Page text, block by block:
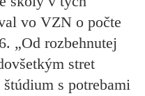
vo VZN o počte
„Od rozbehnutej
stret
s potrebami